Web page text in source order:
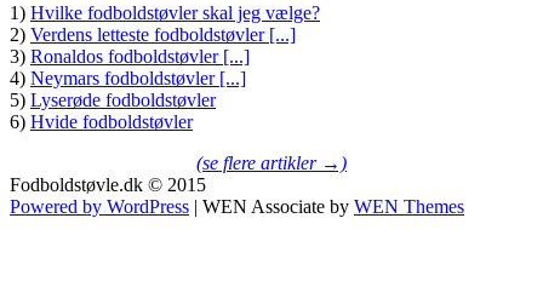
1) Hvilke fodboldstøvler skal jeg vælge?
2) Verdens letteste fodboldstøvler [...]
3) Ronaldos fodboldstøvler [...]
4) Neymars fodboldstøvler [...]
5) Lyserøde fodboldstøvler
6) Hvide fodboldstøvler
(se flere artikler →)
Fodboldstøvle.dk © 2015
Powered by WordPress | WEN Associate by WEN Themes